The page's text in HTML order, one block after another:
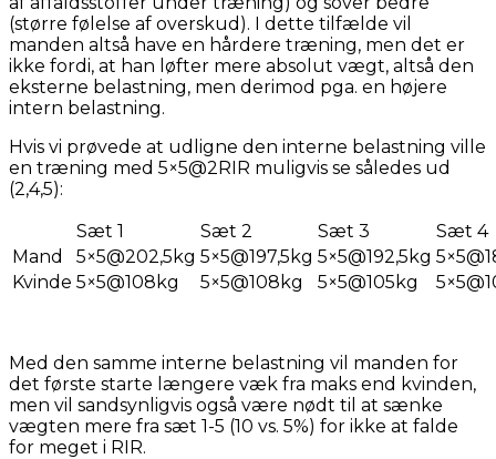
(større følelse af overskud). I dette tilfælde vil
manden altså have en hårdere træning, men det er
ikke fordi, at han løfter mere absolut vægt, altså den
eksterne belastning, men derimod pga. en højere
intern belastning.
Hvis vi prøvede at udligne den interne belastning ville
en træning med 5×5@2RIR muligvis se således ud
(2,4,5):
Sæt 1
Sæt 2 Sæt 3
Sæt 4
Mand
5×5@202,5kg 5×5@197,5kg 5×5@192,5kg
Kvinde 5×5@108kg 5×5@108kg 5×5@105kg
Med den samme interne belastning vil manden for
det første starte længere væk fra maks end kvinden,
men vil sandsynligvis også være nødt til at sænke
vægten mere fra sæt 1-5 (10 vs. 5%) for ikke at falde
for meget i RIR.